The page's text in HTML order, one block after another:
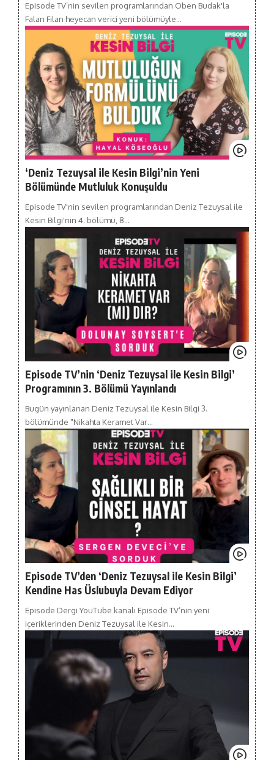
Episode TV’nin sevilen programlarından Oben Budak'la
Falan Filan heyecan verici yeni bölümüyle…
‘Deniz Tezuysal ile Kesin Bilgi’nin Yeni
Bölümünde Mutluluk Konuşuldu
Episode TV'nin sevilen programlarından Deniz Tezuysal ile
Kesin Bilgi'nin 4. bölümü, 8…
Episode TV’nin ‘Deniz Tezuysal ile Kesin Bilgi’
Programının 3. Bölümü Yayınlandı
Bugün yayınlanan Deniz Tezuysal ile Kesin Bilgi 3.
bölümünde "Nikahta Keramet Var…
Episode TV’den ‘Deniz Tezuysal ile Kesin Bilgi’
Kendine Has Üslubuyla Devam Ediyor
Episode Dergi YouTube kanalı Episode TV’nin yeni
içeriklerinden Deniz Tezuysal ile Kesin…